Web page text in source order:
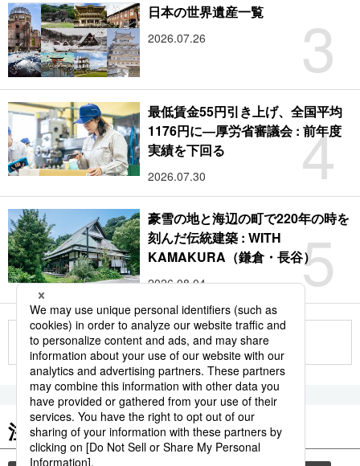
3
日本の世界遺産一覧
2026.07.26
4
最低賃金55円引き上げ、全国平均
1176円に―厚労省審議会 : 前年度
実績を下回る
2026.07.30
5
豪雪の地と海辺の町で220年の時を
刻んだ伝統建築 : WITH
KAMAKURA（鎌倉・長谷）
2026.08.04
もっと見る
注目のキーワード